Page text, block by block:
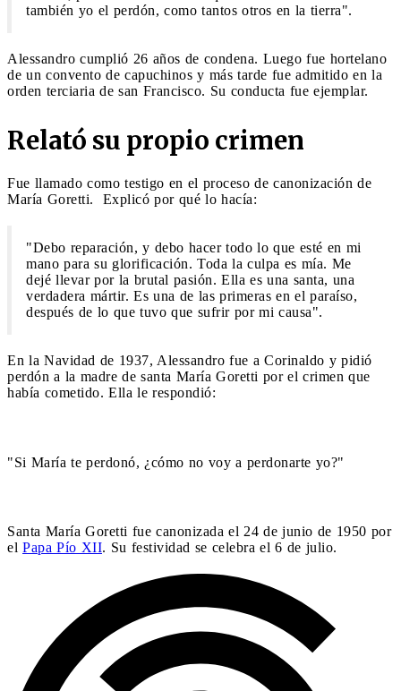
también yo el perdón, como tantos otros en la tierra".
Alessandro cumplió 26 años de condena. Luego fue hortelano
de un convento de capuchinos y más tarde fue admitido en la
orden terciaria de san Francisco. Su conducta fue ejemplar.
Relató su propio crimen
Fue llamado como testigo en el proceso de canonización de
María Goretti. Explicó por qué lo hacía:
"Debo reparación, y debo hacer todo lo que esté en mi
mano para su glorificación. Toda la culpa es mía. Me
dejé llevar por la brutal pasión. Ella es una santa, una
verdadera mártir. Es una de las primeras en el paraíso,
después de lo que tuvo que sufrir por mi causa".
En la Navidad de 1937, Alessandro fue a Corinaldo y pidió
perdón a la madre de santa María Goretti por el crimen que
había cometido. Ella le respondió:
"Si María te perdonó, ¿cómo no voy a perdonarte yo?"
Santa María Goretti fue canonizada el 24 de junio de 1950 por
el Papa Pío XII. Su festividad se celebra el 6 de julio.